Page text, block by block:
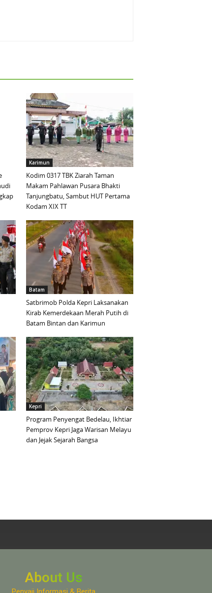
Karimun
Kodim 0317 TBK Ziarah Taman
Makam Pahlawan Pusara Bhakti
Tanjungbatu, Sambut HUT Pertama
Kodam XIX TT
Batam
Satbrimob Polda Kepri Laksanakan
Kirab Kemerdekaan Merah Putih di
Batam Bintan dan Karimun
Kepri
Program Penyengat Bedelau, Ikhtiar
Pemprov Kepri Jaga Warisan Melayu
dan Jejak Sejarah Bangsa
About Us